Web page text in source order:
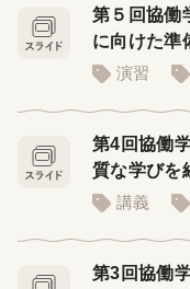
第５回協働
に向けた準
演習
第4回協働
質な学びを
講義
第3回協働